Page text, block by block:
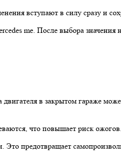
вступают в силу сразу и
me. После выбора значения
в закрытом гараже
что повышает риск ожогов.
Это предотвращает